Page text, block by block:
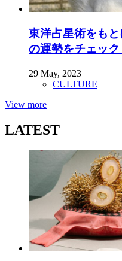
東洋占星術をも
の運勢をチェック
29 May, 2023
CULTURE
View more
LATEST